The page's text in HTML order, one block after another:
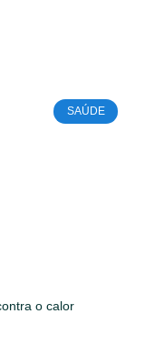
SAÚDE
o calor